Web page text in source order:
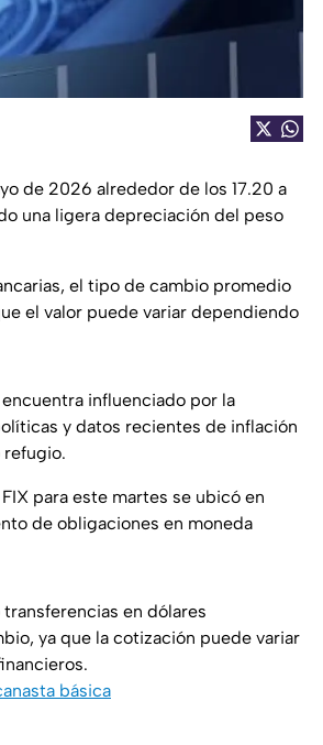
de 2026 alrededor de los 17.20 a
una ligera depreciación del peso
el tipo de cambio promedio
el valor puede variar dependiendo
influenciado por la
y datos recientes de inflación
refugio.
para este martes se ubicó en
de obligaciones en moneda
en dólares
ya que la cotización puede variar
básica